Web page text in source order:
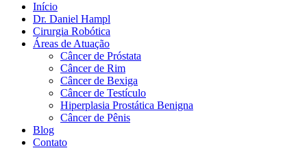
Início
Dr. Daniel Hampl
Cirurgia Robótica
Áreas de Atuação
Câncer de Próstata
Câncer de Rim
Câncer de Bexiga
Câncer de Testículo
Hiperplasia Prostática Benigna
Câncer de Pênis
Blog
Contato